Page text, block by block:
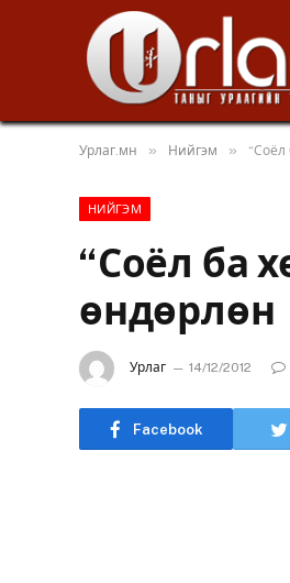
Урлаг.мн » Нийгэм » “Соёл
НИЙГЭМ
“Соёл ба
өндөрлөн
Урлаг 14/12/2012
Facebook